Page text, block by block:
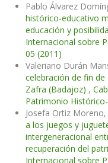
Pablo Álvarez
histórico-educativo
educación y
Internacional sobre
05 (2011)
Valeriano Durán
celebración de fin
Zafra (Badajoz) ,
Patrimonio
Josefa Ortiz
a los juegos y
intergeneracional
recuperación del
Internacional sobre